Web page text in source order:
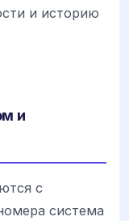
и историю
и
с
система